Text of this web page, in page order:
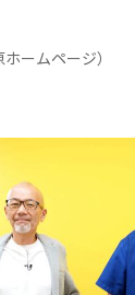
ームページ）